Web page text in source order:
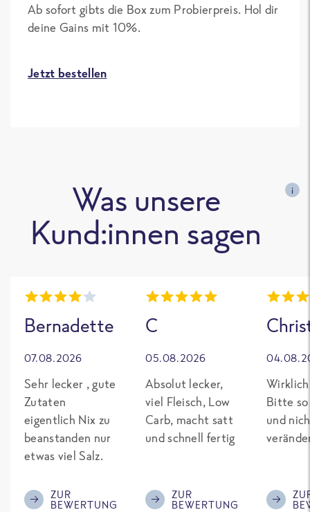
Ab sofort gibts die Box zum Probierpreis. Hol dir
deine Gains mit 10%.
Jetzt bestellen
Was unsere
Kund:innen sagen
i
Bernadette
07.08.2026
Sehr lecker , gute
Zutaten
eigentlich Nix zu
beanstanden nur
etwas viel Salz.
ZUR
BEWERTUNG
C
05.08.2026
Absolut lecker,
viel Fleisch, Low
Carb, macht satt
und schnell fertig
ZUR
BEWERTUNG
Bitte so
und